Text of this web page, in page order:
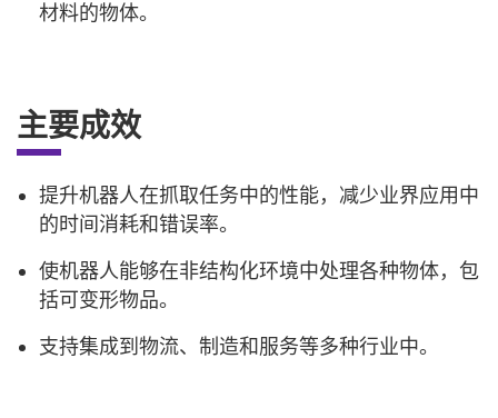
材料的物体。
主要成效
提升机器人在抓取任务中的性能，减少业界应用中
的时间消耗和错误率。
使机器人能够在非结构化环境中处理各种物体，包
括可变形物品。
支持集成到物流、制造和服务等多种行业中。